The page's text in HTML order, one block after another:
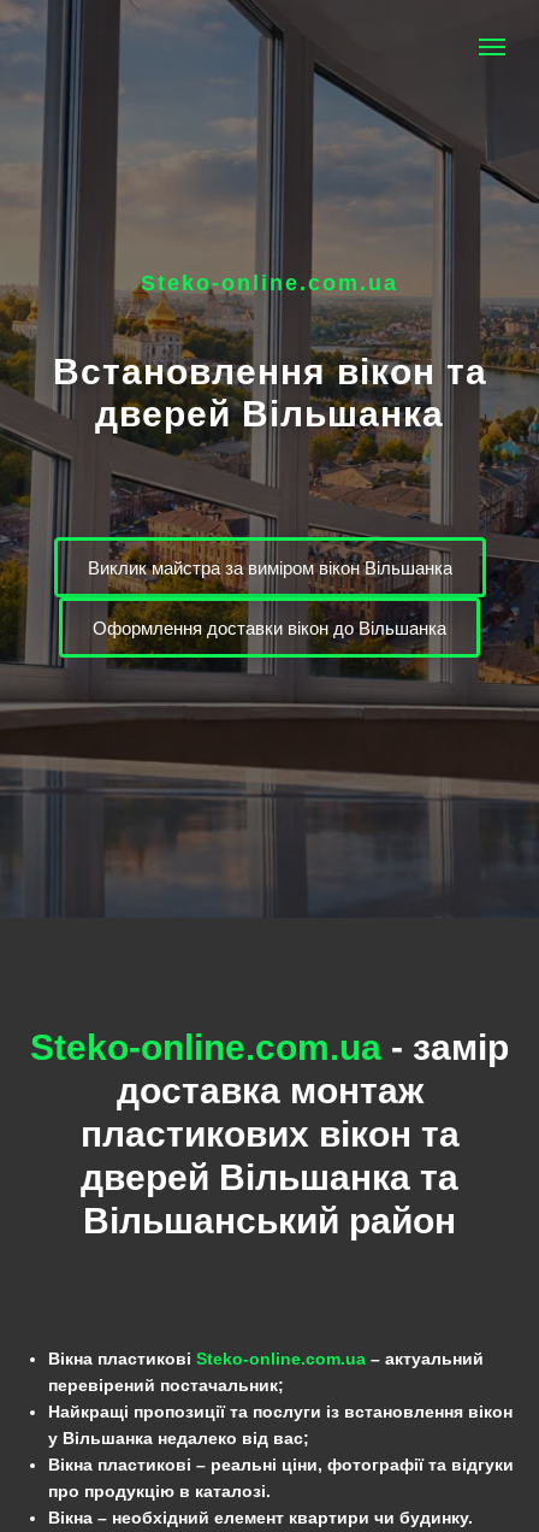
Steko-online.com.ua
Встановлення вікон та
дверей Вільшанка
Виклик майстра за виміром вікон Вільшанка
Оформлення доставки вікон до Вільшанка
Steko-online.com.ua - замір
доставка монтаж
пластикових вікон та
дверей Вільшанка та
Вільшанський район
Вікна пластикові Steko-online.com.ua – актуальний
перевірений постачальник;
Найкращі пропозиції та послуги із встановлення вікон
у Вільшанка недалеко від вас;
Вікна пластикові – реальні ціни, фотографії та відгуки
про продукцію в каталозі.
Вікна – необхідний елемент квартири чи будинку.